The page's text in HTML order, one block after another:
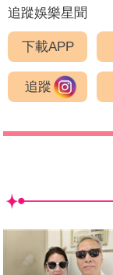
追蹤娛樂星聞
下載APP
追蹤